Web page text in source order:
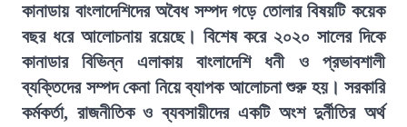
কানাডায় বাংলাদেশিদের অবৈধ সম্পদ গড়ে তোলার বিষয়টি কয়েক
বছর ধরে আলোচনায় রয়েছে। বিশেষ করে ২০২০ সালের দিকে
কানাডার বিভিন্ন এলাকায় বাংলাদেশি ধনী ও প্রভাবশালী
ব্যক্তিদের সম্পদ কেনা নিয়ে ব্যাপক আলোচনা শুরু হয়। সরকারি
কর্মকর্তা, রাজনীতিক ও ব্যবসায়ীদের একটি অংশ দুর্নীতির অর্থ